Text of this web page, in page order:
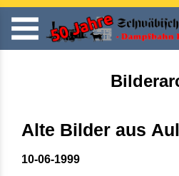
Alte Bilder aus
10-06-1999